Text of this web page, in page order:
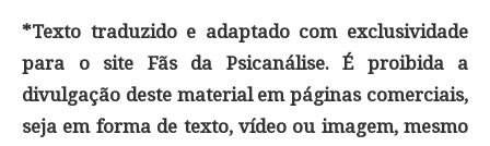
*Texto traduzido e adaptado com exclusividade
para o site Fãs da Psicanálise. É proibida a
divulgação deste material em páginas comerciais,
seja em forma de texto, vídeo ou imagem, mesmo